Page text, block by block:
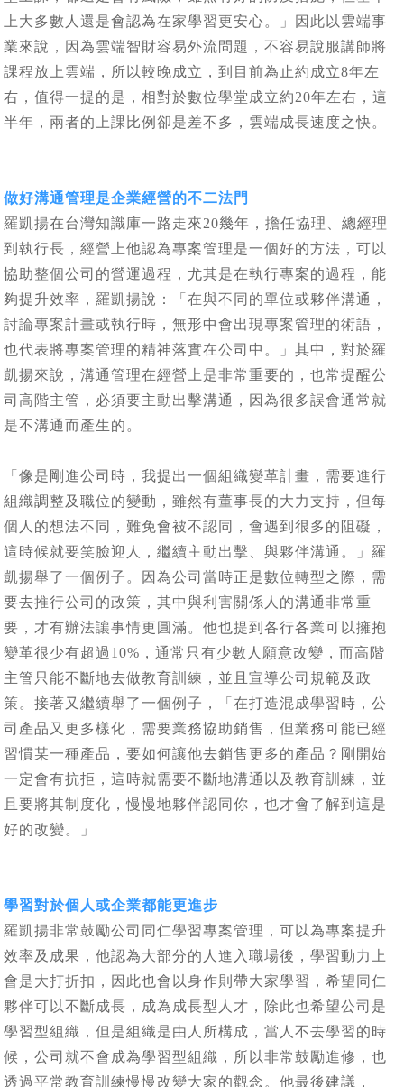
上大多數人還是會認為在家學習更安心。」因此以雲端事
業來說，因為雲端智財容易外流問題，不容易說服講師將
課程放上雲端，所以較晚成立，到目前為止約成立8年左
右，值得一提的是，相對於數位學堂成立約20年左右，這
半年，兩者的上課比例卻是差不多，雲端成長速度之快。
做好溝通管理是企業經營的不二法門
羅凱揚在台灣知識庫一路走來20幾年，擔任協理、總經理
到執行長，經營上他認為專案管理是一個好的方法，可以
協助整個公司的營運過程，尤其是在執行專案的過程，能
夠提升效率，羅凱揚說：「在與不同的單位或夥伴溝通，
討論專案計畫或執行時，無形中會出現專案管理的術語，
也代表將專案管理的精神落實在公司中。」其中，對於羅
凱揚來說，溝通管理在經營上是非常重要的，也常提醒公
司高階主管，必須要主動出擊溝通，因為很多誤會通常就
是不溝通而產生的。
「像是剛進公司時，我提出一個組織變革計畫，需要進行
組織調整及職位的變動，雖然有董事長的大力支持，但每
個人的想法不同，難免會被不認同，會遇到很多的阻礙，
這時候就要笑臉迎人，繼續主動出擊、與夥伴溝通。」羅
凱揚舉了一個例子。因為公司當時正是數位轉型之際，需
要去推行公司的政策，其中與利害關係人的溝通非常重
要，才有辦法讓事情更圓滿。他也提到各行各業可以擁抱
變革很少有超過10%，通常只有少數人願意改變，而高階
主管只能不斷地去做教育訓練，並且宣導公司規範及政
策。接著又繼續舉了一個例子，「在打造混成學習時，公
司產品又更多樣化，需要業務協助銷售，但業務可能已經
習慣某一種產品，要如何讓他去銷售更多的產品？剛開始
一定會有抗拒，這時就需要不斷地溝通以及教育訓練，並
且要將其制度化，慢慢地夥伴認同你，也才會了解到這是
好的改變。」
學習對於個人或企業都能更進步
羅凱揚非常鼓勵公司同仁學習專案管理，可以為專案提升
效率及成果，他認為大部分的人進入職場後，學習動力上
會是大打折扣，因此也會以身作則帶大家學習，希望同仁
夥伴可以不斷成長，成為成長型人才，除此也希望公司是
學習型組織，但是組織是由人所構成，當人不去學習的時
候，公司就不會成為學習型組織，所以非常鼓勵進修，也
透過平常教育訓練慢慢改變大家的觀念。他最後建議，